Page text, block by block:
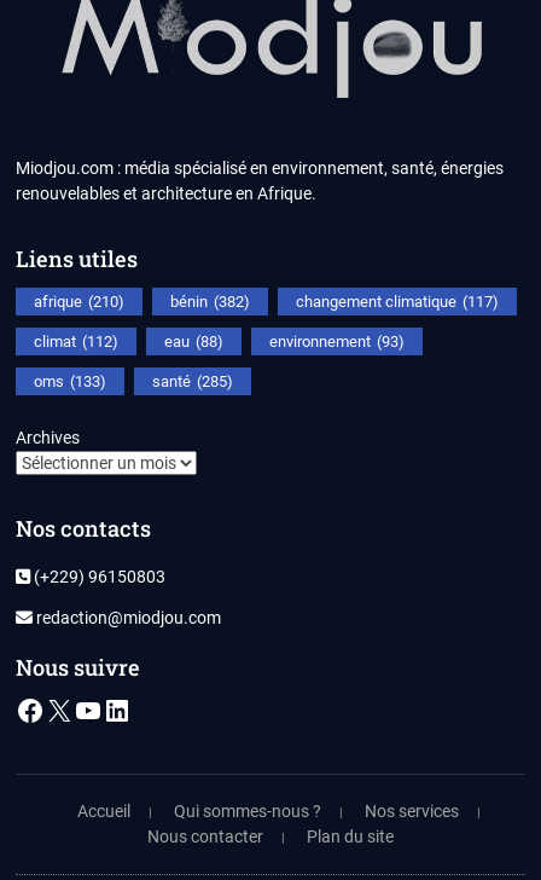
Miodjou.com : média spécialisé en environnement, santé, énergies
renouvelables et architecture en Afrique.
Liens utiles
afrique (210) bénin (382) changement climatique (117)
climat (112) eau (88) environnement (93)
oms (133) santé (285)
Archives
Nos contacts
(+229) 96150803
redaction@miodjou.com
Nous suivre
Facebook
X YouTube
LinkedIn
Accueil Qui sommes-nous ?
Nos services
Nous contacter
Plan du site